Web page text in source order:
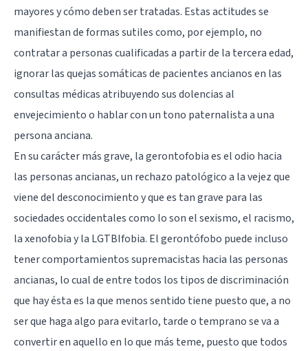
mayores y cómo deben ser tratadas. Estas actitudes se
manifiestan de formas sutiles como, por ejemplo, no
contratar a personas cualificadas a partir de la tercera edad,
ignorar las quejas somáticas de pacientes ancianos en las
consultas médicas atribuyendo sus dolencias al
envejecimiento o hablar con un tono paternalista a una
persona anciana.
En su carácter más grave, la gerontofobia es el odio hacia
las personas ancianas, un rechazo patológico a la vejez que
viene del desconocimiento y que es tan grave para las
sociedades occidentales como lo son el sexismo, el racismo,
la xenofobia y la LGTBIfobia. El gerontófobo puede incluso
tener comportamientos supremacistas hacia las personas
ancianas, lo cual de entre todos los tipos de discriminación
que hay ésta es la que menos sentido tiene puesto que, a no
ser que haga algo para evitarlo, tarde o temprano se va a
convertir en aquello en lo que más teme, puesto que todos